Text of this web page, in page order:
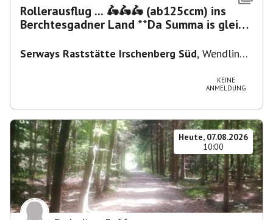
Rollerausflug ... 🛵🛵🛵 (ab125ccm) ins
Berchtesgadner Land **Da Summa is glei
Serways Raststätte Irschenberg Süd, Wendling
KEINE
ANMELDUNG
Heute, 07.08.2026
10:00